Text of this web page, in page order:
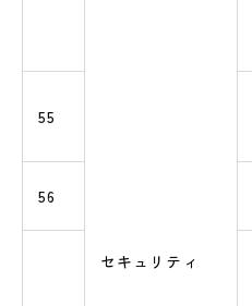
セキュリティ
55
56